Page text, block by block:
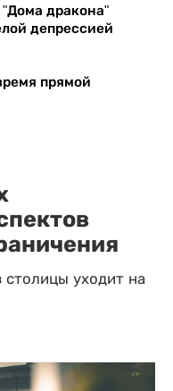
"Дома дракона"
депрессией
прямой
столицы уходит на